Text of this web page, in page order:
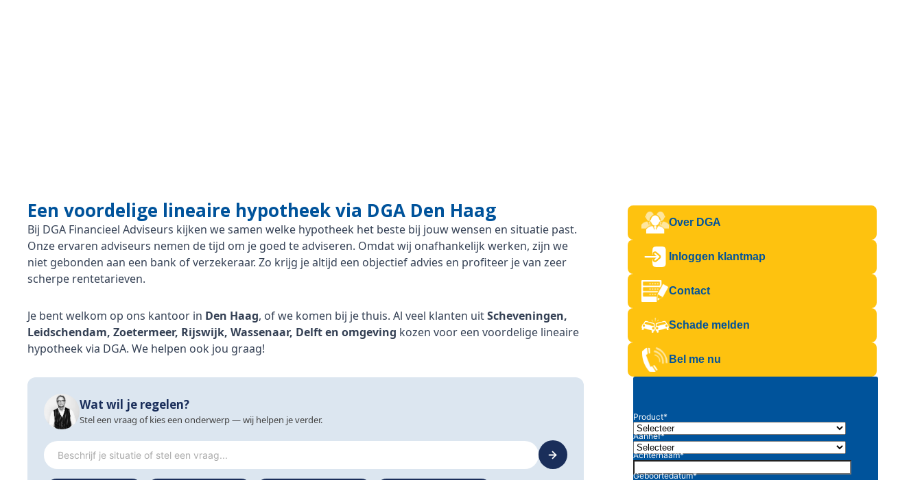
Een voordelige lineaire hypotheek via DGA Den Haag
Bij DGA Financieel Adviseurs kijken we samen welke hypotheek het beste bij jouw wensen en situatie past.
Onze ervaren adviseurs nemen de tijd om je goed te adviseren. Omdat wij onafhankelijk werken, zijn we
niet gebonden aan een bank of verzekeraar. Zo krijg je altijd een objectief advies en profiteer je van zeer
scherpe rentetarieven.
Je bent welkom op ons kantoor in Den Haag, of we komen bij je thuis. Al veel klanten uitScheveningen,
Leidschendam, Zoetermeer, Rijswijk, Wassenaar, Delft en omgeving kozen voor een voordelige lineaire
hypotheek via DGA. We helpen ook jou graag!
Wat wil je regelen?
Stel een vraag of kies een onderwerp — wij helpen je verder.
Over DGA
Inloggen klantmap
Contact
Schade melden
Bel me nu